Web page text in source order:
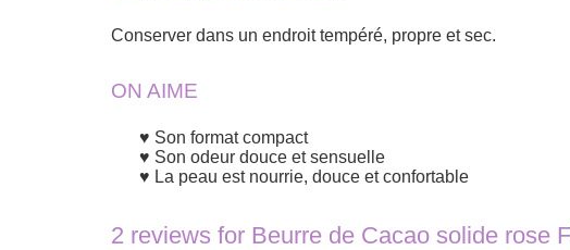
Conserver dans un endroit tempéré, propre et sec.
ON AIME
Son format compact
Son odeur douce et sensuelle
La peau est nourrie, douce et confortable
2 reviews for Beurre de Cacao solide rose